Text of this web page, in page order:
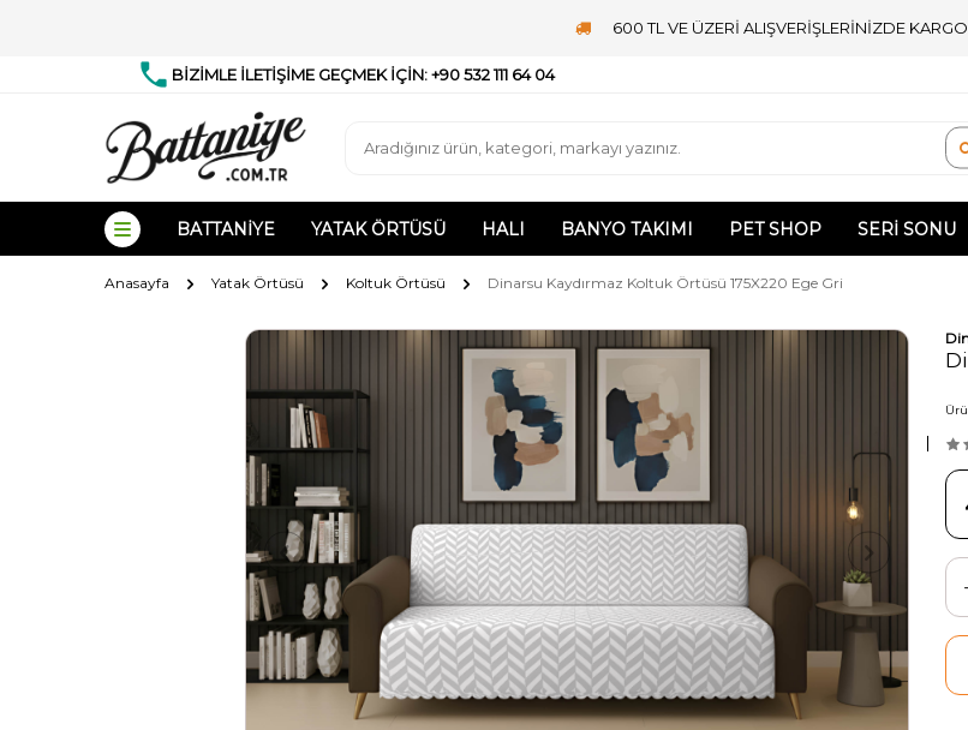
600 TL VE ÜZERİ ALIŞVERİŞLERİNİZDE
BİZİMLE İLETİŞİME GEÇMEK İÇİN: +90 532 111 64 04
BATTANIYE YATAK ÖRTÜSÜ HALI BANYO TAKIMI PET SHOP SERI SONU
Anasayfa Yatak Örtüsü Koltuk Örtüsü Dinarsu Kaydırmaz Koltuk Örtüsü 175X220 Ege Gri